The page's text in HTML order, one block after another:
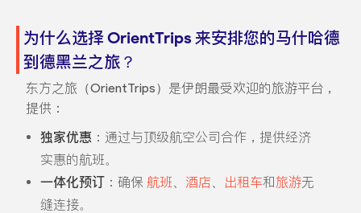
为什么选择 OrientTrips 来安排您的马什哈德
到德黑兰之旅？
东方之旅（OrientTrips）是伊朗最受欢迎的旅游平台，
提供：
独家优惠：通过与顶级航空公司合作，提供经济
实惠的航班。
一体化预订：确保 航班、 酒店、 出租车和旅游无
缝连接。